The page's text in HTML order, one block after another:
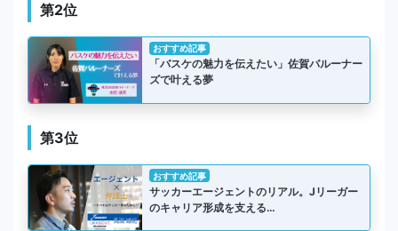
第2位
おすすめ記事
「バスケの魅力を伝えたい」佐賀バルーナー
ズで叶える夢
第3位
おすすめ記事
サッカーエージェントのリアル。Jリーガー
のキャリア形成を支える…